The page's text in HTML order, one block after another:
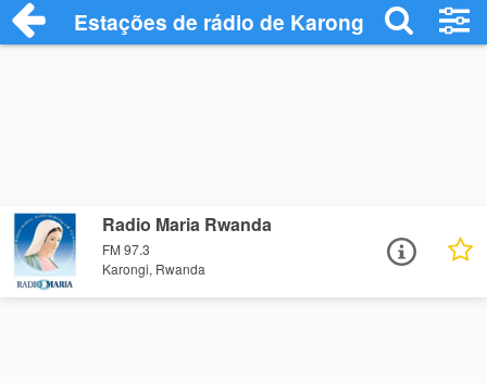
Estações de rádio de Karongi - Ouça
Radio Maria Rwanda
FM 97.3
Karongi, Rwanda